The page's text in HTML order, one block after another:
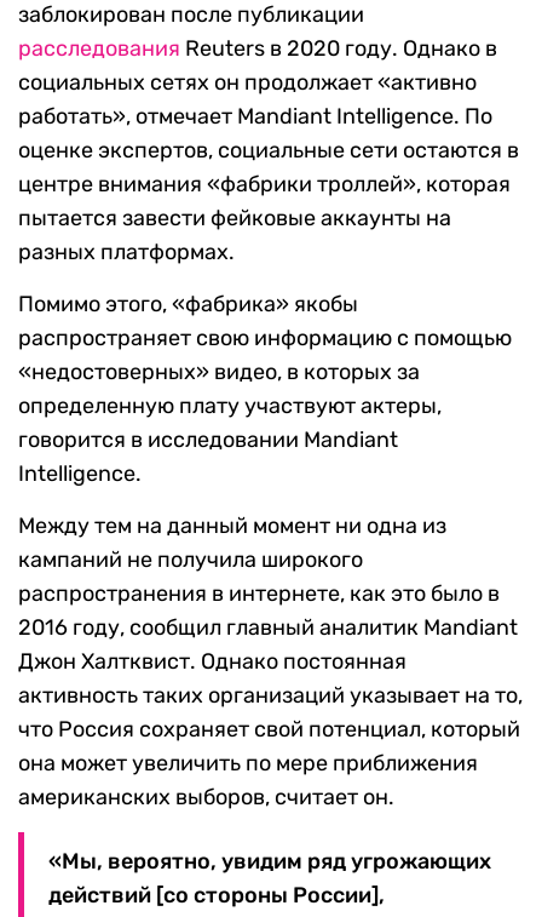
заблокирован после публикации
расследования Reuters в 2020 году. Однако в
социальных сетях он продолжает «активно
работать», отмечает Mandiant Intelligence. По
оценке экспертов, социальные сети остаются в
центре внимания «фабрики троллей», которая
пытается завести фейковые аккаунты на
разных платформах.
Помимо этого, «фабрика» якобы
распространяет свою информацию с помощью
«недостоверных» видео, в которых за
определенную плату участвуют актеры,
говорится в исследовании Mandiant
Intelligence.
Между тем на данный момент ни одна из
кампаний не получила широкого
распространения в интернете, как это было в
2016 году, сообщил главный аналитик Mandiant
Джон Халтквист. Однако постоянная
активность таких организаций указывает на то,
что Россия сохраняет свой потенциал, который
она может увеличить по мере приближения
американских выборов, считает он.
«Мы, вероятно, увидим ряд угрожающих
действий [со стороны России],